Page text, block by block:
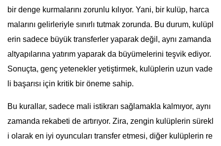
bir denge kurmalarını zorunlu kılıyor. Yani, bir kulüp, harca
malarını gelirleriyle sınırlı tutmak zorunda. Bu durum, kulüpl
erin sadece büyük transferler yaparak değil, aynı zamanda
altyapılarına yatırım yaparak da büyümelerini teşvik ediyor.
Sonuçta, genç yetenekler yetiştirmek, kulüplerin uzun vade
li başarısı için kritik bir öneme sahip.
Bu kurallar, sadece mali istikrarı sağlamakla kalmıyor, aynı
zamanda rekabeti de artırıyor. Zira, zengin kulüplerin sürekl
i olarak en iyi oyuncuları transfer etmesi, diğer kulüplerin re